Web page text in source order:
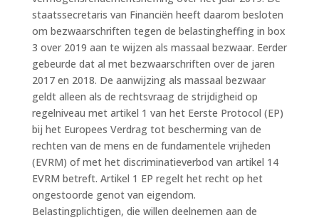
staatssecretaris van Financiën heeft daarom besloten
om bezwaarschriften tegen de belastingheffing in box
3 over 2019 aan te wijzen als massaal bezwaar. Eerder
gebeurde dat al met bezwaarschriften over de jaren
2017 en 2018. De aanwijzing als massaal bezwaar
geldt alleen als de rechtsvraag de strijdigheid op
regelniveau met artikel 1 van het Eerste Protocol (EP)
bij het Europees Verdrag tot bescherming van de
rechten van de mens en de fundamentele vrijheden
(EVRM) of met het discriminatieverbod van artikel 14
EVRM betreft. Artikel 1 EP regelt het recht op het
ongestoorde genot van eigendom.
Belastingplichtigen, die willen deelnemen aan de